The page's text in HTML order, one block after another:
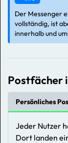
Der Messenger
vollständig, ist
innerhalb und
Postfächer
Persönliches
Jeder Nutzer
Dort landen